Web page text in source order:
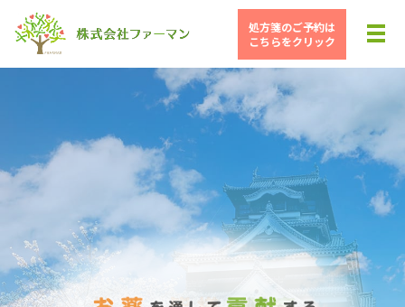
処方箋のご予約は
こちらをクリック
メ